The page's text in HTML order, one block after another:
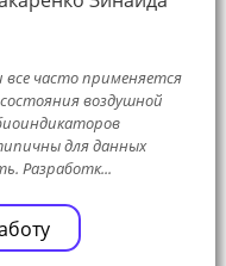
все часто применяется
воздушной
для данных
Разработк...